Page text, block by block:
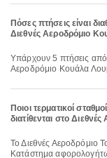
Πόσες πτήσεις είναι
Διεθνές Αεροδρόμιο
Υπάρχουν 5 πτήσεις από Διεθνές Αεροδρόμιο Τσενάι προς Διεθνές
Αεροδρόμιο Κουάλα
Ποιοι τερματικοί
διατίθενται στο
Το Διεθνές Αεροδρόμιο Τσενάι προσφέρει Ταξί, Ενοικίαση αυτοκινήτου,
Κατάστημα